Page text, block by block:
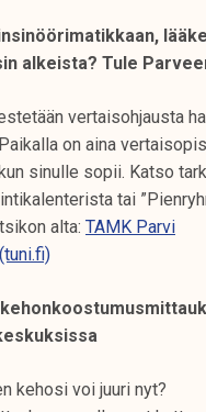
alkeista? Tule
vertaisohjausta
on aina
sinulle sopii. Katso
tai
alta: TAMK Parvi
kehosi voi juuri nyt?